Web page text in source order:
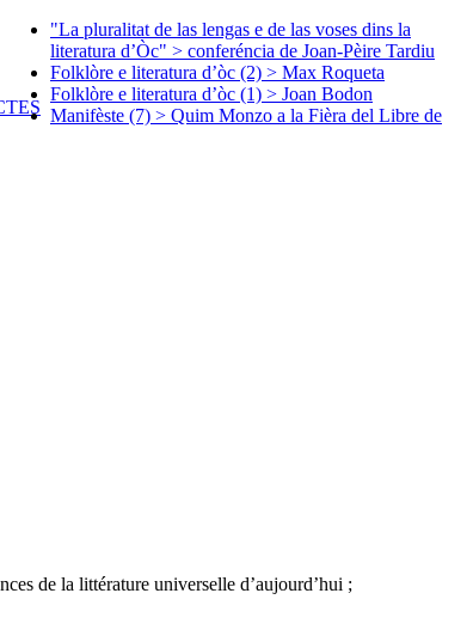
"La pluralitat de las lengas e de las voses dins la
literatura d’Òc" > conferéncia de Joan-Pèire Tardiu
Folklòre e literatura d’òc (2) > Max Roqueta
Folklòre e literatura d’òc (1) > Joan Bodon
Manifèste (7) > Quim Monzo a la Fièra del Libre de
de la littérature universelle d’aujourd’hui ;